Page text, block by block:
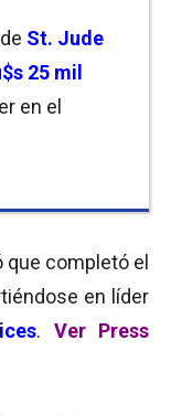
St. Jude
25 mil
en el
que completó el
en líder
. Ver Press